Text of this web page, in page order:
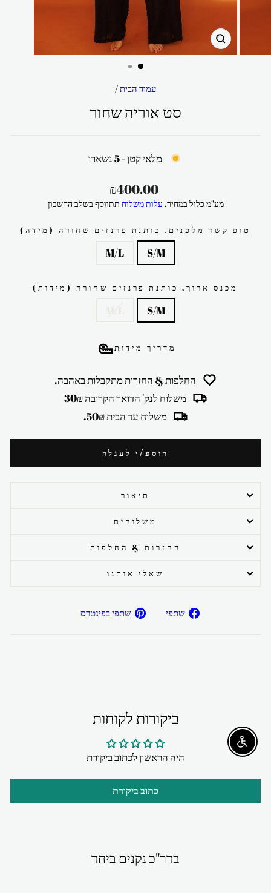
סגור
עמוד הבית/
סט אוריה שחור
מלאי קטן - 5 נשארו
מחיר
רגיל
₪400.00
מע"מ כלול במחיר. עלות משלוח תתווסף בשלב החשבון
טופ קשר מלפנים, כותנת פרנזים שחורה (מידה)
S/M
M/L
מכנס ארוך, כותנת פרנזים שחורה (מידות)
S/M
מדריך מידות
החלפות & החזרות מתקבלות באהבה.
משלוח לנק' הדואר הקרובה 30₪
משלוח עד הבית 50₪.
הוספ/י לעגלה
תיאור
משלוחים
החזרות & החלפות
שאלי אותנו
שתפי
שתפ/י שתפי בפינטרס
ביקורות לקוחות
היה הראשון לכתוב ביקורת
כתוב ביקורת
בדר"כ נקנים ביחד
Enable accessibility